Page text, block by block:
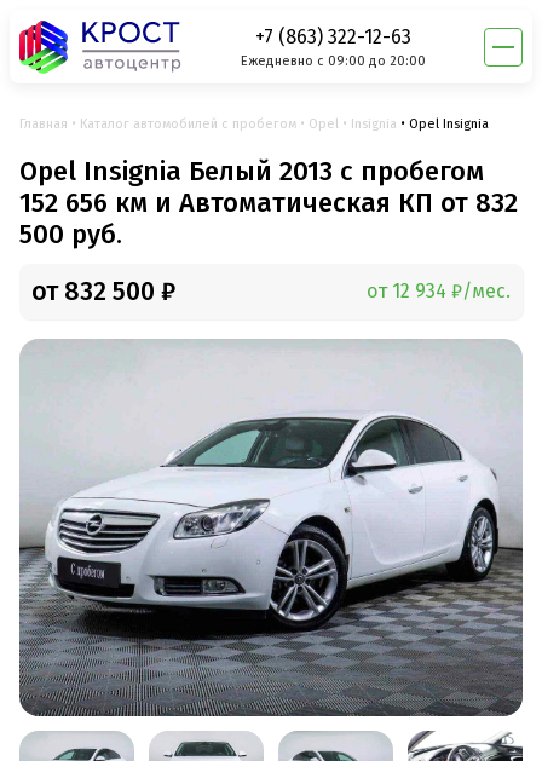
+7 (863) 322-12-63
Ежедневно с 09:00 до 20:00
Главная Каталог автомобилей с пробегом Opel Insignia Opel Insignia
Opel Insignia Белый 2013 с пробегом
152 656 км и Автоматическая КП от 832
500 руб.
от 832 500 ₽ от 12 934 ₽/мес.